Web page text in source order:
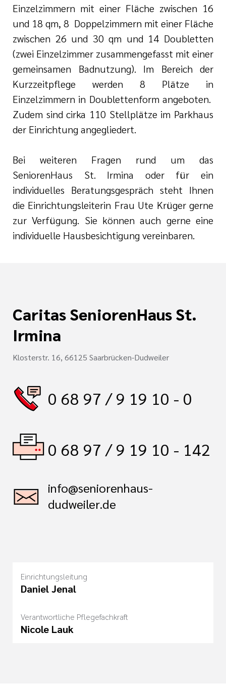
Einzelzimmern mit einer Fläche zwischen 16
und 18 qm, 8 Doppelzimmern mit einer Fläche
zwischen 26 und 30 qm und 14 Doubletten
(zwei Einzelzimmer zusammengefasst mit einer
gemeinsamen Badnutzung). Im Bereich der
Kurzzeitpflege werden 8 Plätze in
Einzelzimmern in Doublettenform angeboten.
Zudem sind cirka 110 Stellplätze im Parkhaus
der Einrichtung angegliedert.
Bei weiteren Fragen rund um das
SeniorenHaus St. Irmina oder für ein
individuelles Beratungsgespräch steht Ihnen
die Einrichtungsleiterin Frau Ute Krüger gerne
zur Verfügung. Sie können auch gerne eine
individuelle Hausbesichtigung vereinbaren.
Caritas SeniorenHaus St.
Irmina
Klosterstr. 16, 66125 Saarbrücken-Dudweiler
0 68 97 / 9 19 10 - 0
0 68 97 / 9 19 10 - 142
info@seniorenhaus-
dudweiler.de
Einrichtungsleitung
Daniel Jenal
Verantwortliche Pflegefachkraft
Nicole Lauk